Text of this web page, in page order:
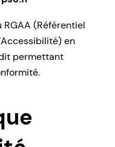
(Référentiel
en
permettant